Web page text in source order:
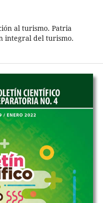
al turismo. Patria
integral del turismo.